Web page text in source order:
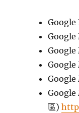
Google
Google
Google
Google
Google
Google
區)